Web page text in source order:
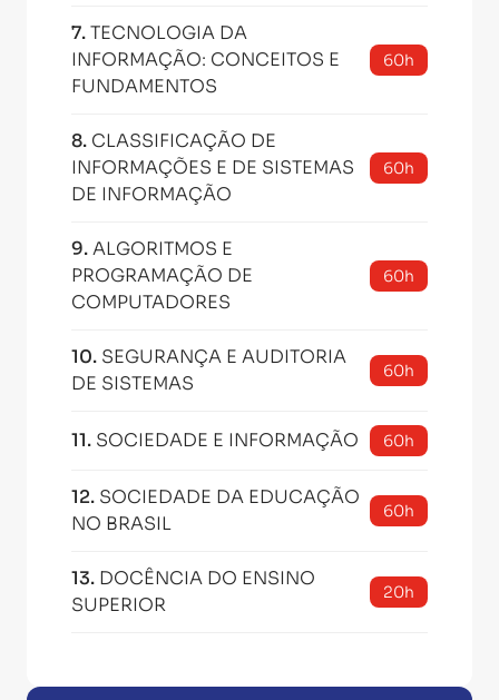
7.TECNOLOGIA DA
INFORMAÇÃO: CONCEITOS E
FUNDAMENTOS
60h
8. CLASSIFICAÇÃO DE
INFORMAÇÕES E DE SISTEMAS
DE INFORMAÇÃO
60h
9.ALGORITMOS E
PROGRAMAÇÃO DE
COMPUTADORES
60h
10. SEGURANÇA E AUDITORIA
DE SISTEMAS
60h
11. SOCIEDADE E INFORMAÇÃO 60h
12. SOCIEDADE DA EDUCAÇÃO
NO BRASIL
60h
13. DOCÊNCIA DO ENSINO
SUPERIOR
20h